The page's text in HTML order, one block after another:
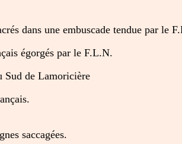
dans une embuscade tendue par le
égorgés par le F.L.N.
Sud de Lamoricière
saccagées.